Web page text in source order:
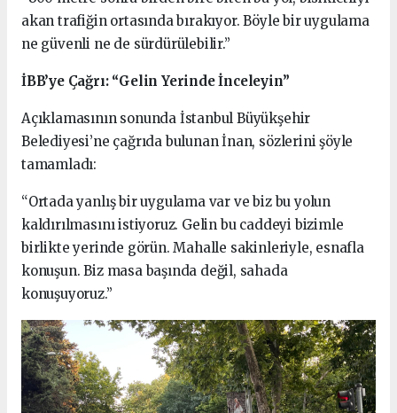
akan trafiğin ortasında bırakıyor. Böyle bir uygulama
ne güvenli ne de sürdürülebilir.”
İBB’ye Çağrı: “Gelin Yerinde İnceleyin”
Açıklamasının sonunda İstanbul Büyükşehir
Belediyesi’ne çağrıda bulunan İnan, sözlerini şöyle
tamamladı:
“Ortada yanlış bir uygulama var ve biz bu yolun
kaldırılmasını istiyoruz. Gelin bu caddeyi bizimle
birlikte yerinde görün. Mahalle sakinleriyle, esnafla
konuşun. Biz masa başında değil, sahada
konuşuyoruz.”